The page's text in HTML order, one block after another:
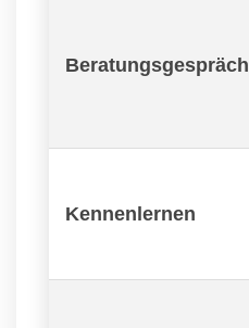
Beratungsgespräch
Kennenlernen